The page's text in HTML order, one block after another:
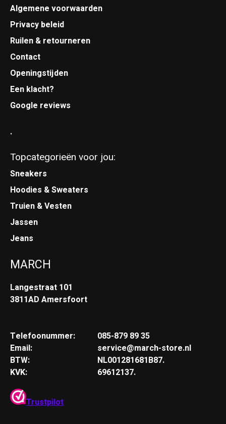
Algemene voorwaarden
Privacy beleid
Ruilen & retourneren
Contact
Openingstijden
Een klacht?
Google reviews
.
Topcategorieën voor jou:
Sneakers
Hoodies & Sweaters
Truien & Vesten
Jassen
Jeans
MARCH
Langestraat 101
3811AD Amersfoort
Telefoonummer:
Email:
BTW:
KVK:
085-879 89 35
service@march-store.nl
NL001281681B87.
69612137.
Trustpilot